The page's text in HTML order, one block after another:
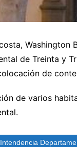
de Treinta y
de
de varios
Intendencia